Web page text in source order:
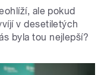
ale pokud
v desetiletých
byla tou nejlepší?